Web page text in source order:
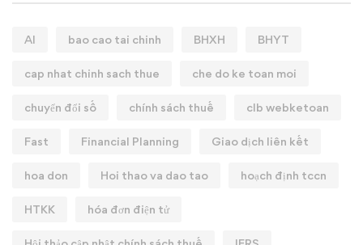
AI bao cao tai chinh BHXH BHYT
cap nhat chinh sach thue che do ke toan moi
chuyển đổi số chính sách thuế clb webketoan
Fast Financial Planning Giao dịch liên kết
hoa don Hoi thao va dao tao hoạch định tccn
HTKK hóa đơn điện tử